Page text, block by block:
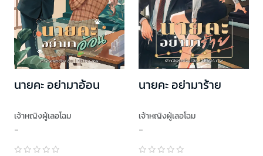
นายคะ อย่ามาอ้อน
เจ้าหญิงผู้เลอโฉม
-
นายคะ อย่ามาร้าย
เจ้าหญิงผู้เลอโฉม
-